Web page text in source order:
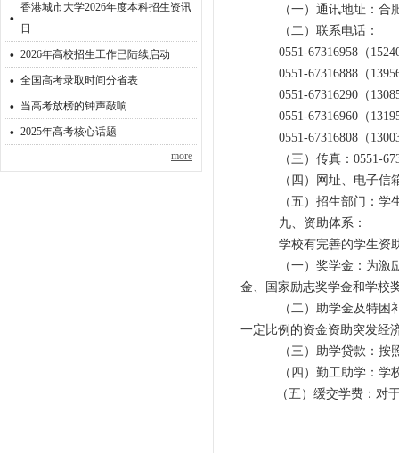
· 香港城市大学2026年度本科招生资讯
日
· 2026年高校招生工作已陆续启动
· 全国高考录取时间分省表
· 当高考放榜的钟声敲响
· 2025年高考核心话题
more
（一）通讯地址：合
（二）联系电话：
0551-67316958 （
0551-67316888 （
0551-67316290 （
0551-67316960 （
0551-67316808 （
（三）传真：0551-
（四）网址、电子信
（五）招生部门：学
九、资助体系：
学校有完善的学生资
（一）奖学金： 为激
金、国家励志奖学金和学校
（二）助学金及特困
一定比例的资金资助突发经
（三）助学贷款： 按
（四）勤工助学： 学
（五）缓交学费： 对